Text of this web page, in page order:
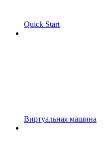
Quick Start
Виртуальная машина